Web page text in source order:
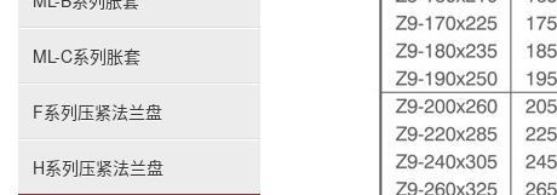
ML-C系列胀套
F系列压紧法兰盘
H系列压紧法兰盘